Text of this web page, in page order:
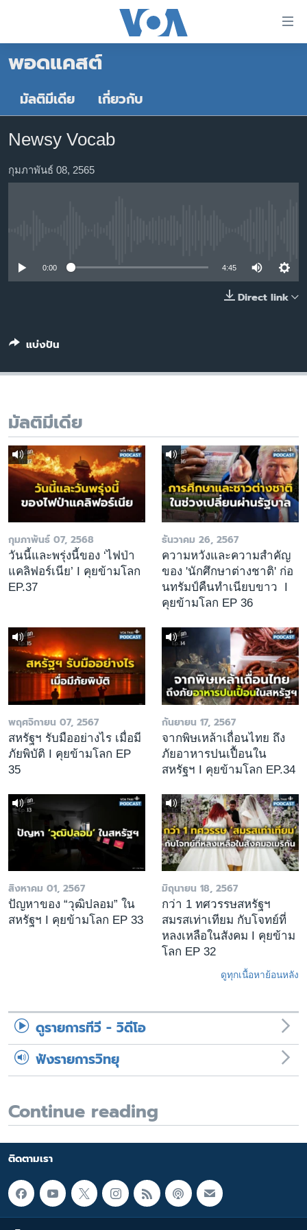
ต่อ
เนื้อหา
ข้าม
หน้า
การ
ค้นหา
หน้าหลัก
โลก
เอเชีย
สหรัฐฯ
ไทย
ไลฟ์สไตล์
พอดคาสต์
เลือกภาษา
พอดแคสต์
มัลติมีเดีย เกี่ยวกับ
Newsy Vocab
กุมภาพันธ์ 08, 2565
0:00 4:45
Direct link
แบ่งปัน
มัลติมีเดีย
กุมภาพันธ์ 07, 2568
วันนี้และพรุ่งนี้ของ ‘ไฟป่า
แคลิฟอร์เนีย’ I คุยข้ามโลก
EP.37
ธันวาคม 26, 2567
ความหวังและความสำคัญ
ของ 'นักศึกษาต่างชาติ' ก่อ
นทรัมป์คืนทำเนียบขาว I
คุยข้ามโลก EP 36
พฤศจิกายน 07, 2567
สหรัฐฯ รับมืออย่างไร เมื่อมี
ภัยพิบัติ I คุยข้ามโลก EP
35
กันยายน 17, 2567
จากพิษเหล้าเถื่อนไทย ถึง
ภัยอาหารปนเปื้อนใน
สหรัฐฯ I คุยข้ามโลก EP.34
สิงหาคม 01, 2567
ปัญหาของ “วุฒิปลอม” ใน
สหรัฐฯ I คุยข้ามโลก EP 33
มิถุนายน 18, 2567
กว่า 1 ทศวรรษสหรัฐฯ
สมรสเท่าเทียม กับโจทย์ที่
หลงเหลือในสังคม I คุยข้าม
โลก EP 32
ดูทุกเนื้อหาย้อนหลัง
ดูรายการทีวี - วิดีโอ
ฟังรายการวิทยุ
Continue reading
ติดตามเรา